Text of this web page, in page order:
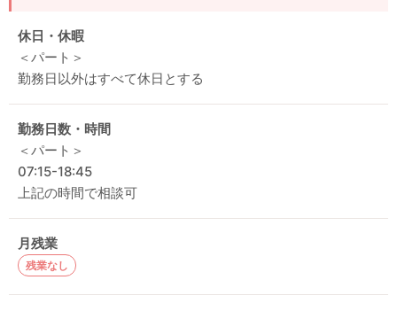
休日・休暇
＜パート＞
勤務日以外はすべて休日とする
勤務日数・時間
＜パート＞
07:15-18:45
上記の時間で相談可
月残業
残業なし